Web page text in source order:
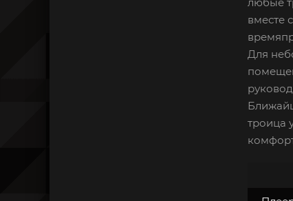
вместе
Для
троица